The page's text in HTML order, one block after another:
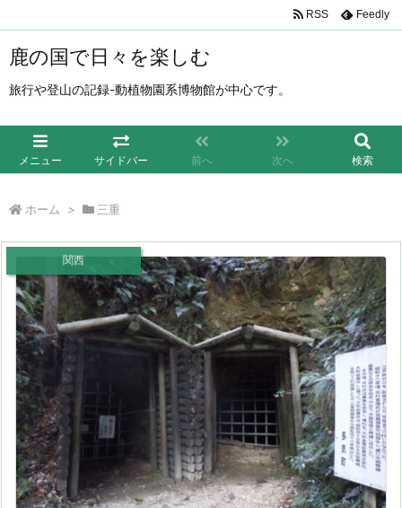
鹿の国で日々を楽しむ
旅行や登山の記録-動植物園系博物館が中心です。
メニュー サイドバー 前へ 次へ 検索
RSS Feedly
ホーム > 三重
関西